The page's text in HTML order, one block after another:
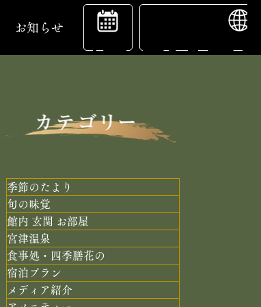
お知らせ
宿
泊
予
約
季節のたより
旬の味覚
館内 玄関 お部屋
宮津温泉
食事処・四季膳花の
宿泊プラン
メディア紹介